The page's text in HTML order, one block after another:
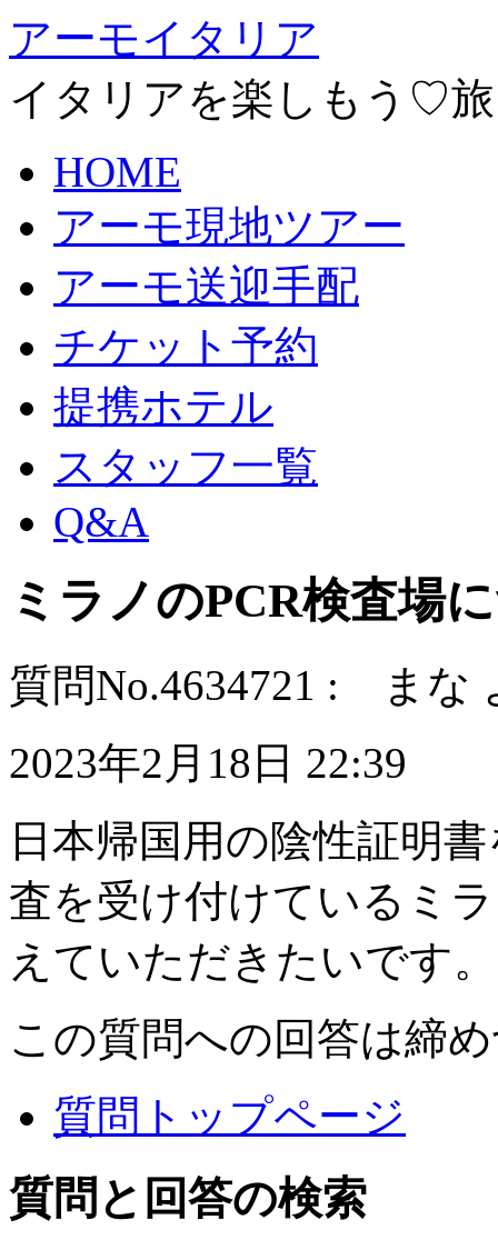
アーモイタリア
イタリアを楽しもう♡
HOME
アーモ現地ツアー
アーモ送迎手配
チケット予約
提携ホテル
スタッフ一覧
Q&A
ミラノのPCR検査場
質問No.4634721 : まな
2023年2月18日 22:39
日本帰国用の陰性証明
査を受け付けているミ
えていただきたいです。
この質問への回答は締
質問トップページ
質問と回答の検索